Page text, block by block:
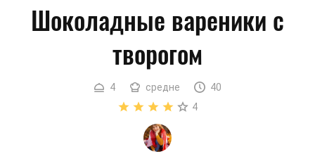
Шоколадные вареники с
творогом
4 средне
40
4